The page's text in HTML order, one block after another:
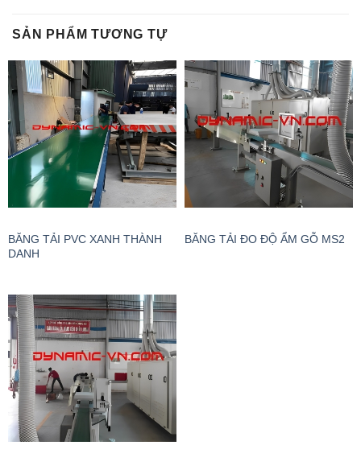
SẢN PHẨM TƯƠNG TỰ
BĂNG TẢI PVC XANH THÀNH
DANH
BĂNG TẢI ĐO ĐỘ ẨM GỖ MS2